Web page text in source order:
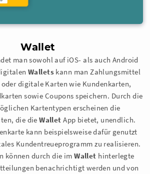
Wallet
man sowohl auf iOS- als auch Android
Wallets kann man Zahlungsmittel
digitale Karten wie Kundenkarten,
sowie Coupons speichern. Durch die
Kartentypen erscheinen die
die dieWallet App bietet, unendlich.
kann beispielsweise dafür genutzt
Kundentreueprogramm zu realisieren.
können durch die imWallet hinterlegte
benachrichtigt werden und von